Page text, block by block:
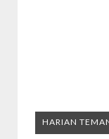
HARIAN